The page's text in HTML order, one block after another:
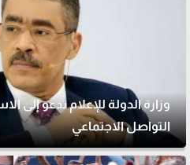
وزارة الدولة للإعلام تدعو
التواصل الاجتماعي